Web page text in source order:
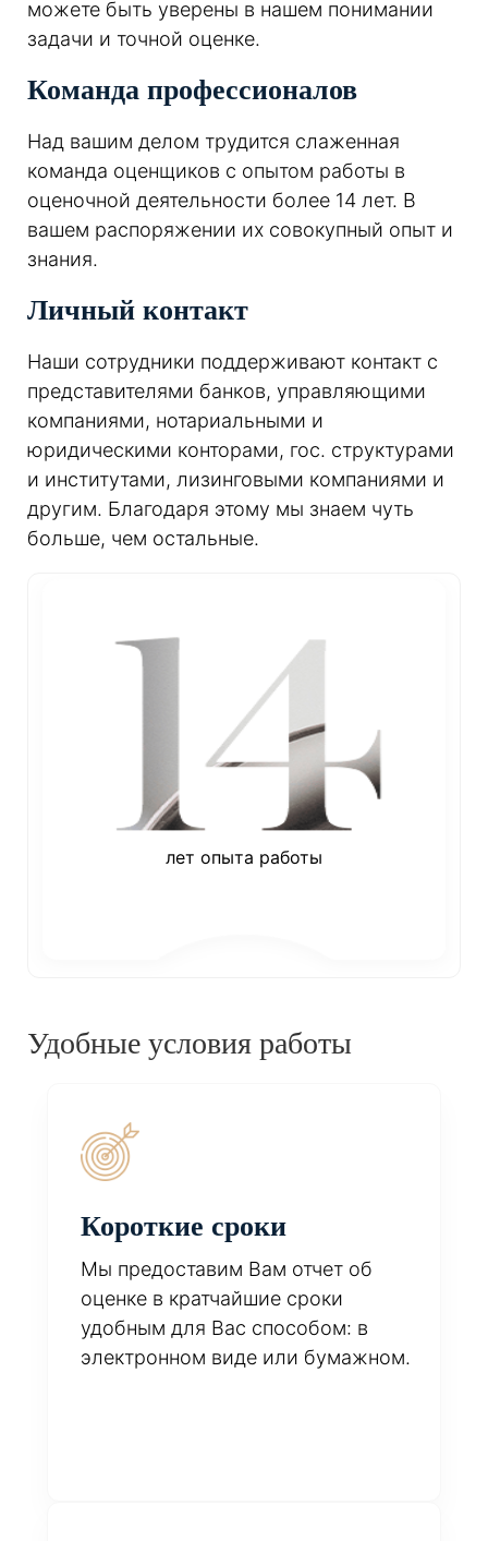
можете быть уверены в нашем понимании
задачи и точной оценке.
Команда профессионалов
Над вашим делом трудится слаженная
команда оценщиков с опытом работы в
оценочной деятельности более 14 лет. В
вашем распоряжении их совокупный опыт и
знания.
Личный контакт
Наши сотрудники поддерживают контакт с
представителями банков, управляющими
компаниями, нотариальными и
юридическими конторами, гос. структурами
и институтами, лизинговыми компаниями и
другим. Благодаря этому мы знаем чуть
больше, чем остальные.
лет опыта работы
Удобные условия работы
Короткие сроки
Мы предоставим Вам отчет об
оценке в кратчайшие сроки
удобным для Вас способом: в
электронном виде или бумажном.